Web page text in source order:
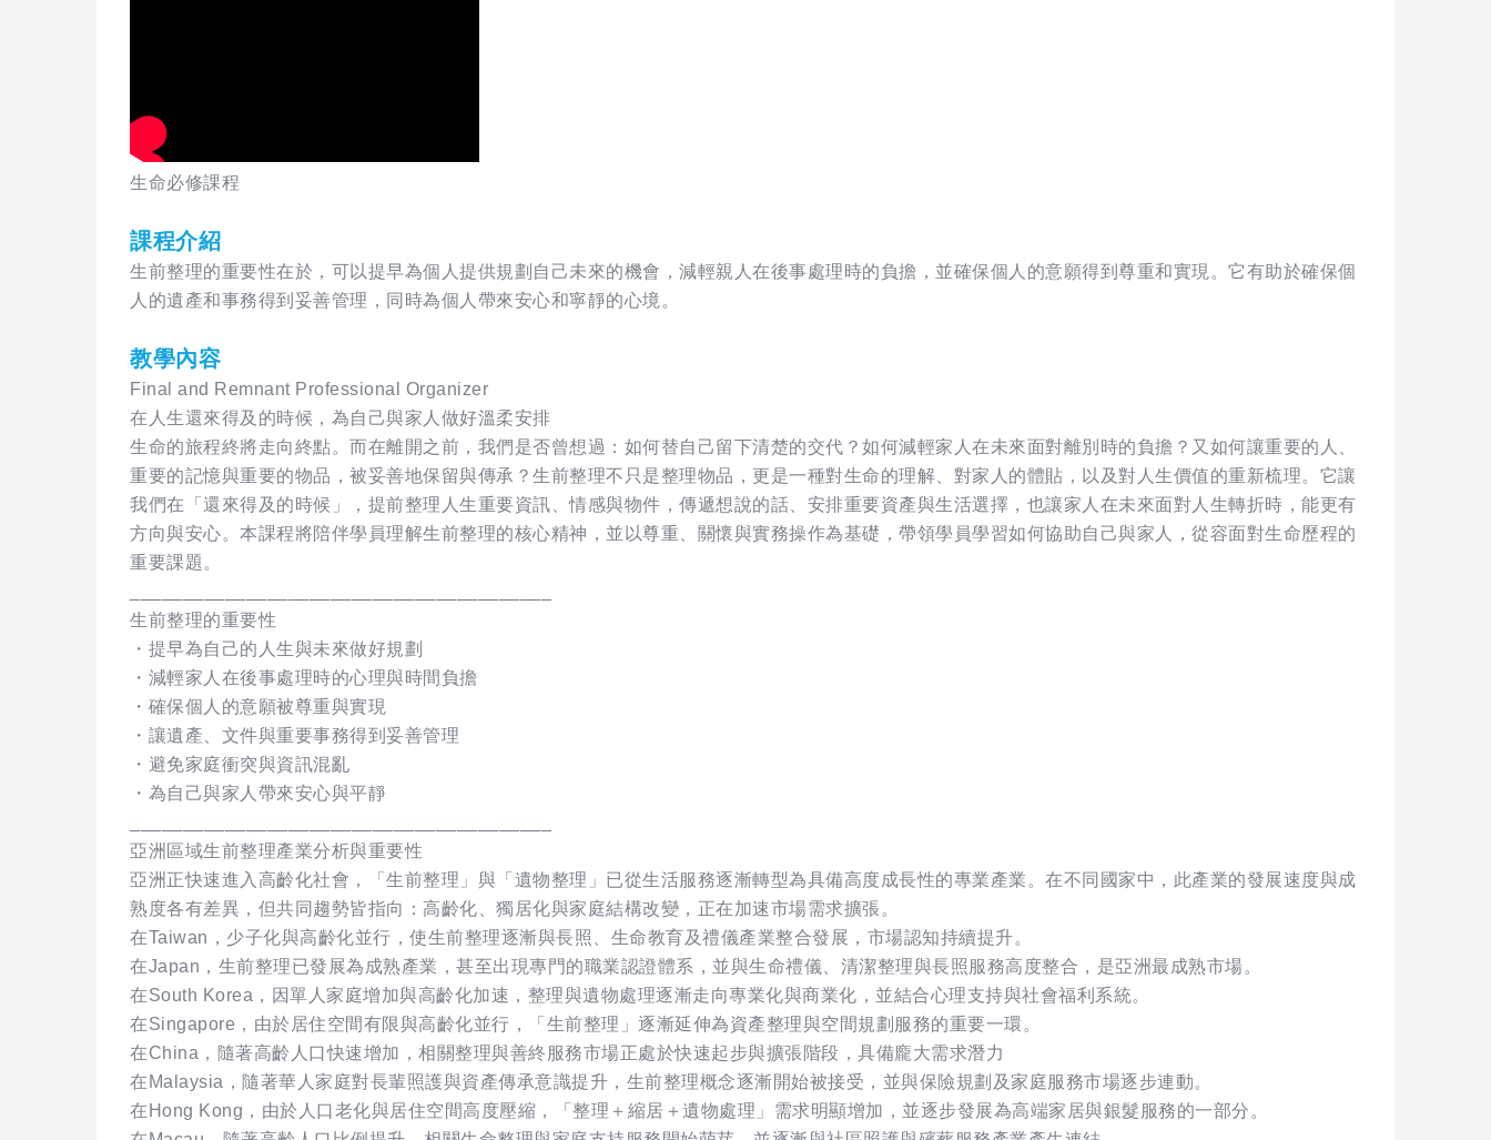
生命必修課程
課程介紹
生前整理的重要性在於，可以提早為個人提供規劃自己未來的機會，減輕親人在後事處理時的負擔，並確保個人的意願得到尊重和實現。它有助於確保個
人的遺產和事務得到妥善管理，同時為個人帶來安心和寧靜的心境。
教學內容
Final and Remnant Professional Organizer
在人生還來得及的時候，為自己與家人做好溫柔安排
生命的旅程終將走向終點。而在離開之前，我們是否曾想過：如何替自己留下清楚的交代？如何減輕家人在未來面對離別時的負擔？又如何讓重要的人、
重要的記憶與重要的物品，被妥善地保留與傳承？生前整理不只是整理物品，更是一種對生命的理解、對家人的體貼，以及對人生價值的重新梳理。它讓
我們在「還來得及的時候」，提前整理人生重要資訊、情感與物件，傳遞想說的話、安排重要資產與生活選擇，也讓家人在未來面對人生轉折時，能更有
方向與安心。本課程將陪伴學員理解生前整理的核心精神，並以尊重、關懷與實務操作為基礎，帶領學員學習如何協助自己與家人，從容面對生命歷程的
重要課題。
生前整理的重要性
・提早為自己的人生與未來做好規劃
・減輕家人在後事處理時的心理與時間負擔
・確保個人的意願被尊重與實現
・讓遺產、文件與重要事務得到妥善管理
・避免家庭衝突與資訊混亂
・為自己與家人帶來安心與平靜
亞洲區域生前整理產業分析與重要性
亞洲正快速進入高齡化社會，「生前整理」與「遺物整理」已從生活服務逐漸轉型為具備高度成長性的專業產業。在不同國家中，此產業的發展速度與成
熟度各有差異，但共同趨勢皆指向：高齡化、獨居化與家庭結構改變，正在加速市場需求擴張。
在Taiwan，少子化與高齡化並行，使生前整理逐漸與長照、生命教育及禮儀產業整合發展，市場認知持續提升。
在Japan，生前整理已發展為成熟產業，甚至出現專門的職業認證體系，並與生命禮儀、清潔整理與長照服務高度整合，是亞洲最成熟市場。
在South Korea，因單人家庭增加與高齡化加速，整理與遺物處理逐漸走向專業化與商業化，並結合心理支持與社會福利系統。
在Singapore，由於居住空間有限與高齡化並行，「生前整理」逐漸延伸為資產整理與空間規劃服務的重要一環。
在China，隨著高齡人口快速增加，相關整理與善終服務市場正處於快速起步與擴張階段，具備龐大需求潛力
在Malaysia，隨著華人家庭對長輩照護與資產傳承意識提升，生前整理概念逐漸開始被接受，並與保險規劃及家庭服務市場逐步連動。
在Hong Kong，由於人口老化與居住空間高度壓縮，「整理＋縮居＋遺物處理」需求明顯增加，並逐步發展為高端家居與銀髮服務的一部分。